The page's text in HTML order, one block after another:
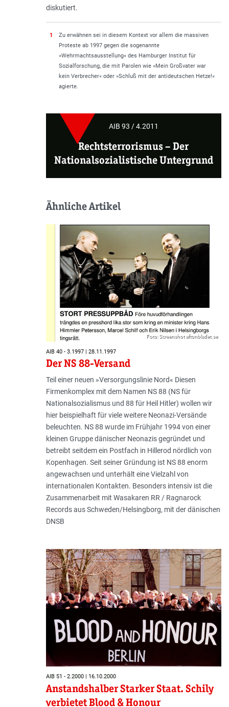
diskutiert.
1
Zu erwähnen sei in diesem Kontext vor allem die massiven
Proteste ab 1997 gegen die sogenannte
»Wehrmachtsausstellung« des Hamburger Institut für
Sozialforschung, die mit Parolen wie »Mein Großvater war
kein Verbrecher« oder »Schluß mit der antideutschen Hetze!«
agierte.
AIB 93 / 4.2011
Rechtsterrorismus–Der
Nationalsozialistische Untergrund
Ähnliche Artikel
Foto: Screenshot aftonbladet.se
AIB 40 - 3.1997 | 28.11.1997
Der NS 88-Versand
Teil einer neuen »Versorgungslinie Nord« Diesen
Firmenkomplex mit dem Namen NS 88 (NS für
Nationalsozialismus und 88 für Heil Hitler) wollen wir
hier beispielhaft für viele weitere Neonazi-Versände
beleuchten. NS 88 wurde im Frühjahr 1994 von einer
kleinen Gruppe dänischer Neonazis gegründet und
betreibt seitdem ein Postfach in Hillerod nördlich von
Kopenhagen. Seit seiner Gründung ist NS 88 enorm
angewachsen und unterhält eine Vielzahl von
internationalen Kontakten. Besonders intensiv ist die
Zusammenarbeit mit Wasakaren RR / Ragnarock
Records aus Schweden/Helsingborg, mit der dänischen
DNSB
AIB 51 - 2.2000 | 16.10.2000
Anstandshalber Starker Staat. Schily
verbietet Blood & Honour